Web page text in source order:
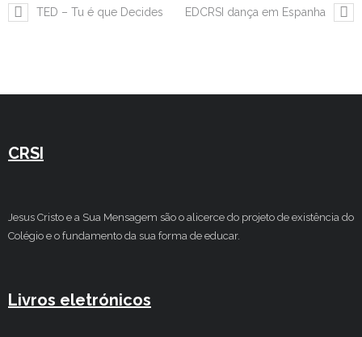
TED – Tu é que Decides EDCRSI dança em Espanha
CRSI
Jesus Cristo e a Sua Mensagem são o alicerce do projeto de existência do
Colégio e o fundamento da sua forma de educar.
Livros eletrónicos